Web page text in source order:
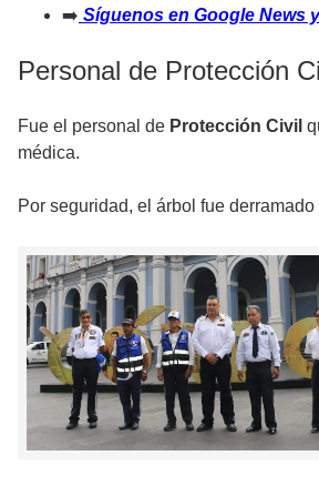
➡️ Síguenos en Google News
Personal de Protección
Fue el personal de Protección Civil
médica.
Por seguridad, el árbol fue derramado